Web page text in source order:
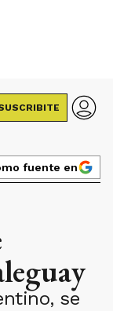
fuente en
se